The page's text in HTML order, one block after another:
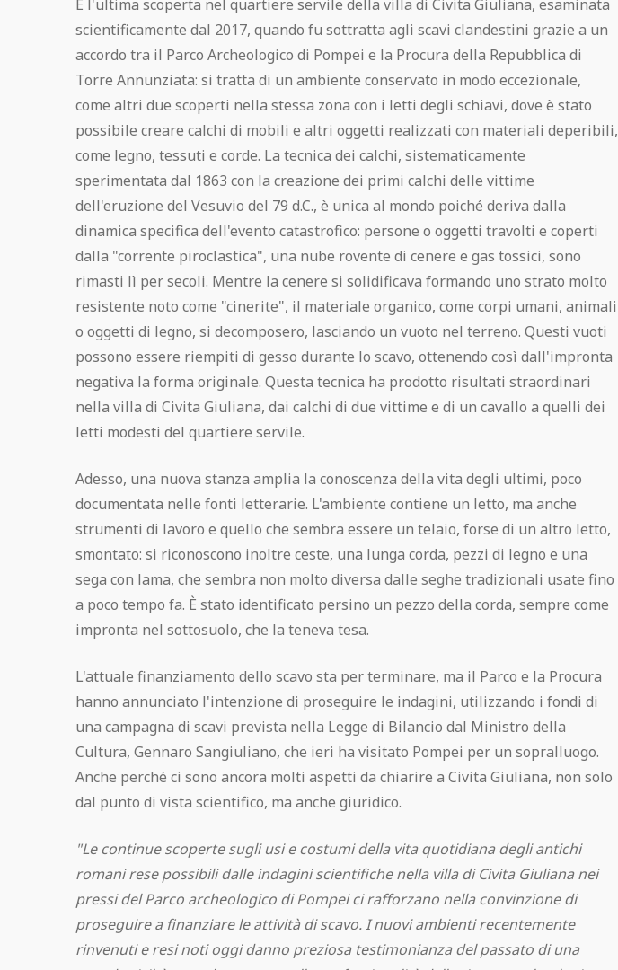
È l'ultima scoperta nel quartiere servile della villa di Civita Giuliana, esaminata
scientificamente dal 2017, quando fu sottratta agli scavi clandestini grazie a un
accordo tra il Parco Archeologico di Pompei e la Procura della Repubblica di
Torre Annunziata: si tratta di un ambiente conservato in modo eccezionale,
come altri due scoperti nella stessa zona con i letti degli schiavi, dove è stato
possibile creare calchi di mobili e altri oggetti realizzati con materiali deperibili,
come legno, tessuti e corde. La tecnica dei calchi, sistematicamente
sperimentata dal 1863 con la creazione dei primi calchi delle vittime
dell'eruzione del Vesuvio del 79 d.C., è unica al mondo poiché deriva dalla
dinamica specifica dell'evento catastrofico: persone o oggetti travolti e coperti
dalla "corrente piroclastica", una nube rovente di cenere e gas tossici, sono
rimasti lì per secoli. Mentre la cenere si solidificava formando uno strato molto
resistente noto come "cinerite", il materiale organico, come corpi umani, animali
o oggetti di legno, si decomposero, lasciando un vuoto nel terreno. Questi vuoti
possono essere riempiti di gesso durante lo scavo, ottenendo così dall'impronta
negativa la forma originale. Questa tecnica ha prodotto risultati straordinari
nella villa di Civita Giuliana, dai calchi di due vittime e di un cavallo a quelli dei
letti modesti del quartiere servile.
Adesso, una nuova stanza amplia la conoscenza della vita degli ultimi, poco
documentata nelle fonti letterarie. L'ambiente contiene un letto, ma anche
strumenti di lavoro e quello che sembra essere un telaio, forse di un altro letto,
smontato: si riconoscono inoltre ceste, una lunga corda, pezzi di legno e una
sega con lama, che sembra non molto diversa dalle seghe tradizionali usate fino
a poco tempo fa. È stato identificato persino un pezzo della corda, sempre come
impronta nel sottosuolo, che la teneva tesa.
L'attuale finanziamento dello scavo sta per terminare, ma il Parco e la Procura
hanno annunciato l'intenzione di proseguire le indagini, utilizzando i fondi di
una campagna di scavi prevista nella Legge di Bilancio dal Ministro della
Cultura, Gennaro Sangiuliano, che ieri ha visitato Pompei per un sopralluogo.
Anche perché ci sono ancora molti aspetti da chiarire a Civita Giuliana, non solo
dal punto di vista scientifico, ma anche giuridico.
"Le continue scoperte sugli usi e costumi della vita quotidiana degli antichi
romani rese possibili dalle indagini scientifiche nella villa di Civita Giuliana nei
pressi del Parco archeologico di Pompei ci rafforzano nella convinzione di
proseguire a finanziare le attività di scavo. I nuovi ambienti recentemente
rinvenuti e resi noti oggi danno preziosa testimonianza del passato di una
Pompei Gratis
Regolamento visita
Pompeii Situs Latine scriptus
Esposizione permanente dei calchi di
Guida ufficiale di Pompei